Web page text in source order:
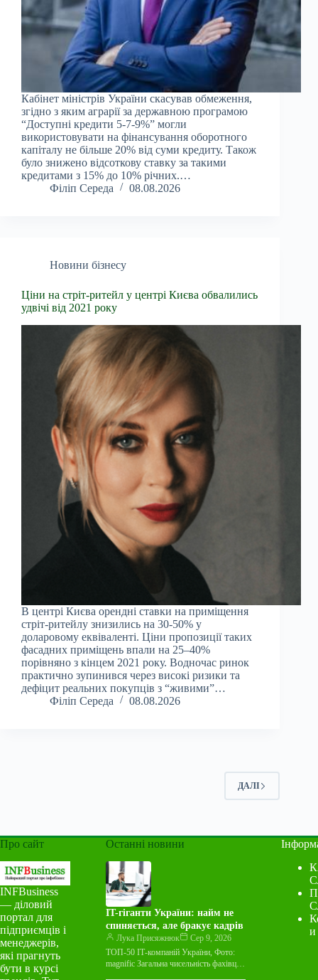
Кабінет міністрів України скасував обмеження,
згідно з яким аграрії за державною програмою
“Доступні кредити 5-7-9%” могли
використовувати на фінансування оборотного
капіталу не більше 20% від суми кредиту. Також
було знижено відсоткову ставку за такими
кредитами з 15% до 10% річних.…
Філіп Середа
08.08.2026
Новини бізнесу
Ціни на стріт-ритейл у центрі Києва обвалились
удвічі від 2021 року
В центрі Києва орендні ставки на приміщення
стріт-ритейлу знизились на 30-50% у
доларовому еквіваленті. Ціни пропозиції таких
фасадних приміщень впали на 25–40%
порівняно з кінцем 2021 року. Водночас ринок
практично зупинився через високі ризики та
дефіцит реальних покупців з “живими”…
Філіп Середа
08.08.2026
ДАЛІ
Про сайт
INFBusiness
— діловий
портал для
підприємців і
менеджерів,
які прагнуть
бути в курсі
Останні новини
IT-гіганти України: найм не
спиняється, але бракує кадрів
Лука Присяжнюк
Сер 9, 2026
ТОП-50 ІТ-компаній України, Фото:
magnific Загальна чисельність фахівців
и